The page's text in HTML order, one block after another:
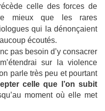
celle des forces de
mieux que les rares
qui la dénonçaient
écoutés.
pas besoin d’y consacrer
sur la violence
parle très peu et pourtant
celle que l’on subit
moment où elle met